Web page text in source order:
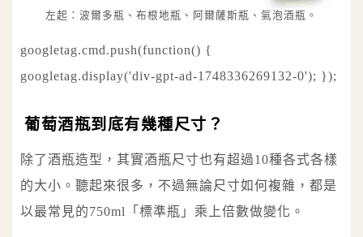
左起：波爾多瓶、布根地瓶、阿爾薩斯瓶、氣泡酒瓶。
googletag.cmd.push(function() {
googletag.display('div-gpt-ad-1748336269132-0'); });
葡萄酒瓶到底有幾種尺寸？
除了酒瓶造型，其實酒瓶尺寸也有超過10種各式各樣
的大小。聽起來很多，不過無論尺寸如何複雜，都是
以最常見的750ml「標準瓶」乘上倍數做變化。